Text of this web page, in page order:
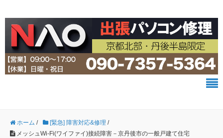
ホーム / [緊急] 障害対応&修理 /
メッシュWi-Fi(ワイファイ)接続障害－京丹後市の一般戸建て住宅